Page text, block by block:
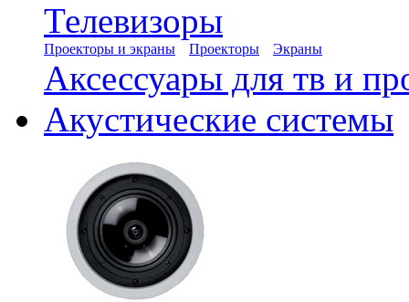
Телевизоры
Проекторы и экраны Проекторы Экраны
Аксессуары для тв и
Акустические системы